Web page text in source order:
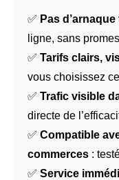
✅ Pas
ligne, sans
✅ Tarifs clairs,
vous choisissez
✅ Trafic visible
directe de
✅ Compatible
commerces :
✅ Service